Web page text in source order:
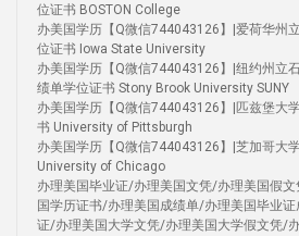
位证书 BOSTON College
办美国学历【Q微信744043126】|爱荷华州
位证书 Iowa State University
办美国学历【Q微信744043126】|纽约州立
绩单学位证书 Stony Brook University SUNY
办美国学历【Q微信744043126】|匹兹堡大
书 University of Pittsburgh
办美国学历【Q微信744043126】|芝加哥大
University of Chicago
办理美国毕业证/办理美国文凭/办理美国假
国学历证书/办理美国成绩单/办理美国毕业
证/办理美国大学文凭/办理美国大学假文凭/